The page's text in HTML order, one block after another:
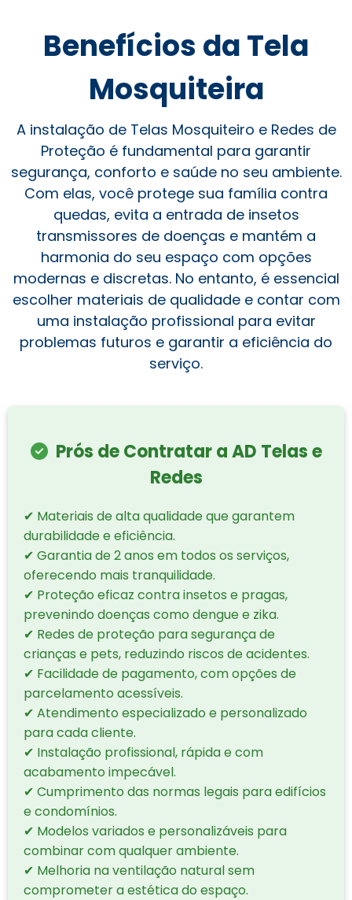
Benefícios da Tela
Mosquiteira
A instalação de Telas Mosquiteiro e Redes de
Proteção é fundamental para garantir
segurança, conforto e saúde no seu ambiente.
Com elas, você protege sua família contra
quedas, evita a entrada de insetos
transmissores de doenças e mantém a
harmonia do seu espaço com opções
modernas e discretas. No entanto, é essencial
escolher materiais de qualidade e contar com
uma instalação profissional para evitar
problemas futuros e garantir a eficiência do
serviço.
Prós de Contratar a AD Telas e
Redes
✔ Materiais de alta qualidade que garantem
durabilidade e eficiência.
✔ Garantia de 2 anos em todos os serviços,
oferecendo mais tranquilidade.
✔ Proteção eficaz contra insetos e pragas,
prevenindo doenças como dengue e zika.
✔ Redes de proteção para segurança de
crianças e pets, reduzindo riscos de acidentes.
✔ Facilidade de pagamento, com opções de
parcelamento acessíveis.
✔ Atendimento especializado e personalizado
para cada cliente.
✔ Instalação profissional, rápida e com
acabamento impecável.
✔ Cumprimento das normas legais para edifícios
e condomínios.
✔ Modelos variados e personalizáveis para
combinar com qualquer ambiente.
✔ Melhoria na ventilação natural sem
comprometer a estética do espaço.